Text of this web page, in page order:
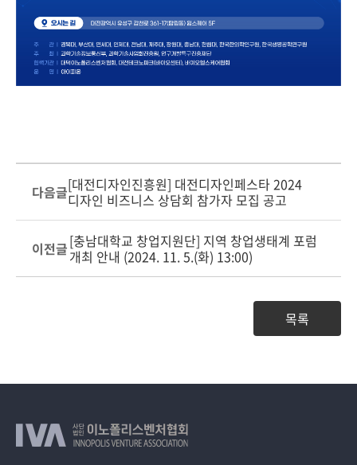
다음글[대전디자인진흥원] 대전디자인페스타 2024
디자인 비즈니스 상담회 참가자 모집 공고
이전글[충남대학교 창업지원단] 지역 창업생태계 포럼
개최 안내 (2024. 11. 5.(화) 13:00)
목록